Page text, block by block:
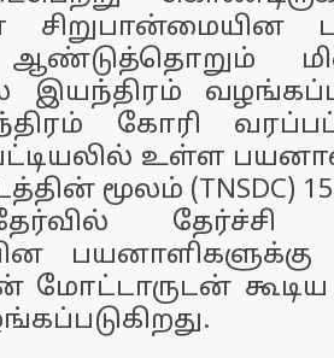
சிறுபான்மையின
இயந்திரம்
கோரி
உள்ள
மூலம் (TNSDC)
பயனாளிகளுக்கு
மோட்டாருடன்